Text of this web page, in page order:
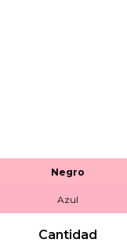
Negro
Azul
Cantidad